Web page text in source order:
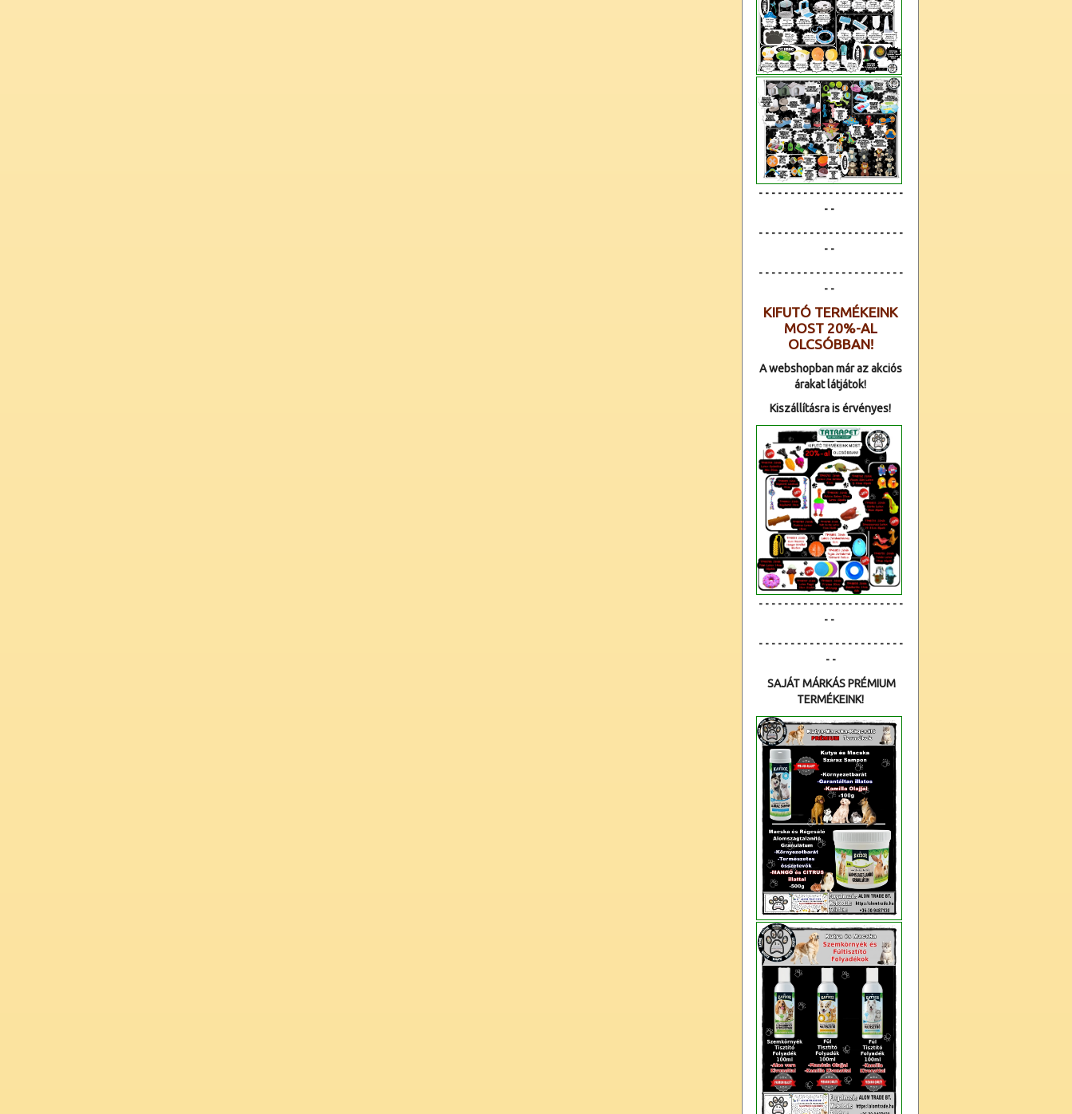
- - - - - - - - - - - - - - - - - - - - - - -
- -
- - - - - - - - - - - - - - - - - - - - - - -
- -
- - - - - - - - - - - - - - - - - - - - - - -
- -
KIFUTÓ TERMÉKEINK
MOST 20%-AL
OLCSÓBBAN!
A webshopban már az akciós
árakat látjátok!
Kiszállításra is érvényes!
- - - - - - - - - - - - - - - - - - - - - - -
- -
- - - - - - - - - - - - - - - - - - - - - - -
- -
SAJÁT MÁRKÁS PRÉMIUM
TERMÉKEINK!